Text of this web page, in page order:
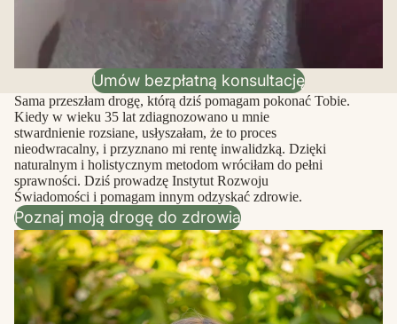
Umów bezpłatną konsultację
Sama przeszłam drogę, którą dziś pomagam pokonać Tobie.
Kiedy w wieku 35 lat zdiagnozowano u mnie
stwardnienie rozsiane, usłyszałam, że to proces
nieodwracalny, i przyznano mi rentę inwalidzką. Dzięki
naturalnym i holistycznym metodom wróciłam do pełni
sprawności. Dziś prowadzę Instytut Rozwoju
Świadomości i pomagam innym odzyskać zdrowie.
Poznaj moją drogę do zdrowia